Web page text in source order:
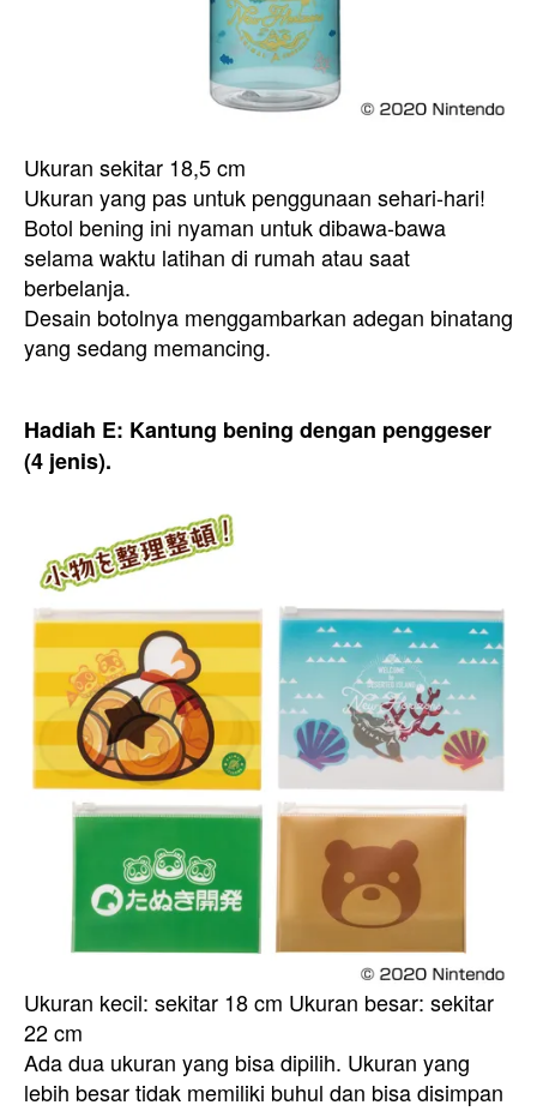
Ukuran sekitar 18,5 cm
Ukuran yang pas untuk penggunaan sehari-hari!
Botol bening ini nyaman untuk dibawa-bawa
selama waktu latihan di rumah atau saat
berbelanja.
Desain botolnya menggambarkan adegan binatang
yang sedang memancing.
Hadiah E: Kantung bening dengan penggeser
(4 jenis).
Ukuran kecil: sekitar 18 cm Ukuran besar: sekitar
22 cm
Ada dua ukuran yang bisa dipilih. Ukuran yang
lebih besar tidak memiliki buhul dan bisa disimpan